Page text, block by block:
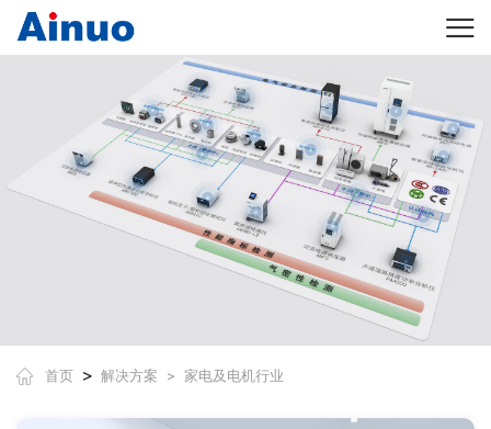
首页 > 解决方案 > 家电及电机行业